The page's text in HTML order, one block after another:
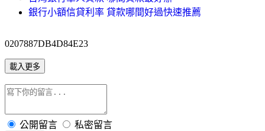
銀行小額信貸利率 貸款哪間好過快速推薦
0207887DB4D84E23
載入更多
公開留言 私密留言